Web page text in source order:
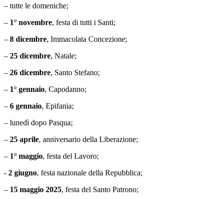
– tutte le domeniche;
– 1° novembre, festa di tutti i Santi;
– 8 dicembre, Immacolata Concezione;
– 25 dicembre, Natale;
– 26 dicembre, Santo Stefano;
– 1° gennaio, Capodanno;
– 6 gennaio, Epifania;
– lunedì dopo Pasqua;
– 25 aprile, anniversario della Liberazione;
– 1° maggio, festa del Lavoro;
- 2 giugno, festa nazionale della Repubblica;
– 15 maggio 2025, festa del Santo Patrono;